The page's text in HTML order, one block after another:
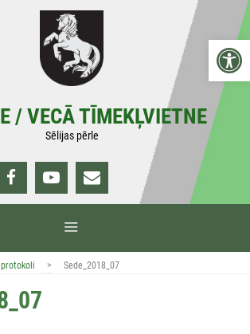
/ VECĀ TĪMEKĻVIETNE
Sēlijas pērle
> Sede_2018_07